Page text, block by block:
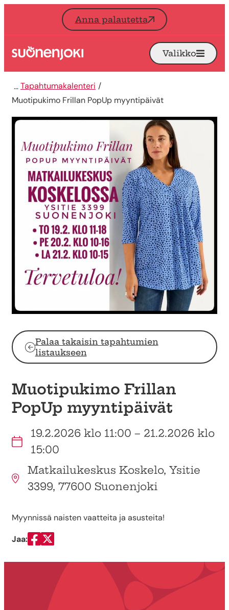
Siirry sisältöön
Anna palautetta
Etusivu Avaa
Valikko
Tapahtumakalenteri
Muotipukimo Frillan PopUp myyntipäivät
Palaa takaisin tapahtumien
listaukseen
Muotipukimo Frillan
PopUp myyntipäivät
19.2.2026 klo 11:00 – 21.2.2026 klo
15:00
Matkailukeskus Koskelo, Ysitie
3399, 77600 Suonenjoki
Myynnissä naisten vaatteita ja asusteita!
Jaa:
Jaa Facebookissa
Jaa Twitterissä